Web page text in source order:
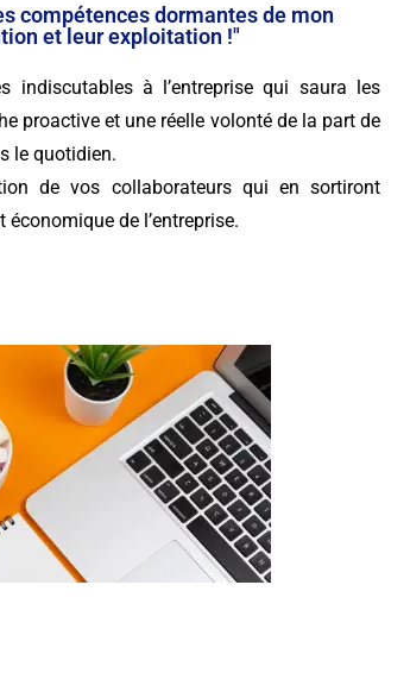
compétences dormantes de mon
et leur exploitation !"
indiscutables à l’entreprise qui saura les
proactive et une réelle volonté de la part de
le quotidien.
de vos collaborateurs qui en sortiront
de l’entreprise.